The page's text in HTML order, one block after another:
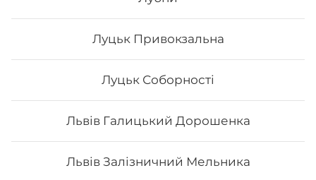
Луцьк Привокзальна
Луцьк Соборності
Львів Галицький Дорошенка
Львів Залізничний Мельника